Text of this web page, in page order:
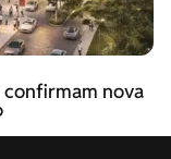
nova